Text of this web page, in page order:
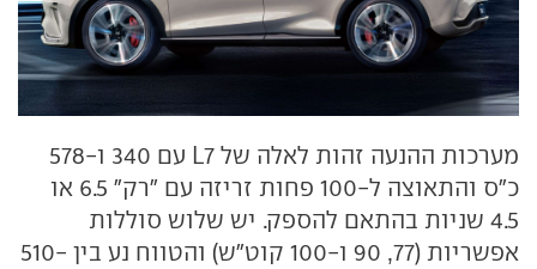
מערכות ההנעה זהות לאלה של L7 עם 340 ו-578
כ"ס והתאוצה ל-100 פחות זריזה עם "רק" 6.5 או
4.5 שניות בהתאם להספק. יש שלוש סוללות
אפשריות (77, 90 ו-100 קוט"ש) והטווח נע בין 510-